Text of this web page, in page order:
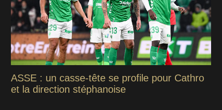
ASSE : un casse-tête se profile pour Cathro
et la direction stéphanoise